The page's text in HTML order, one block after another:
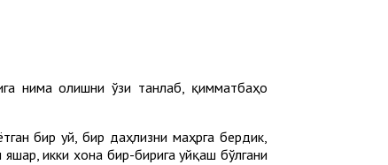
нима олишни ўзи танлаб, қимматбаҳо
бир уй, бир даҳлизни маҳрга бердик,
икки хона бир-бирига уйқаш бўлгани